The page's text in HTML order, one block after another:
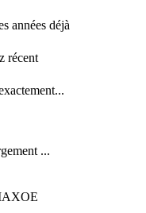
années déjà
récent
...